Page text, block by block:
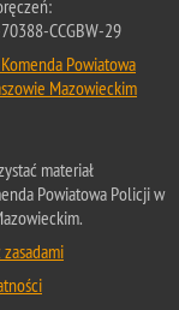
CCGBW-29
Powiatowa
Mazowieckim
materiał
Powiatowa Policji w